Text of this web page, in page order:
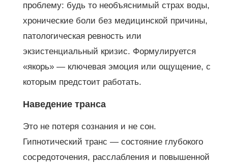
проблему: будь то необъяснимый страх воды,
хронические боли без медицинской причины,
патологическая ревность или
экзистенциальный кризис. Формулируется
«якорь» — ключевая эмоция или ощущение, с
которым предстоит работать.
Наведение транса
Это не потеря сознания и не сон.
Гипнотический транс — состояние глубокого
сосредоточения, расслабления и повышенной